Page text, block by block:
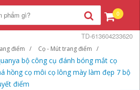
0
điểm Cọ - Mút trang điểm
bộ công cụ đánh bóng mắt cọ
hồng cọ môi cọ lông mày làm đẹp 7 bộ
điểm
TD-613604233620